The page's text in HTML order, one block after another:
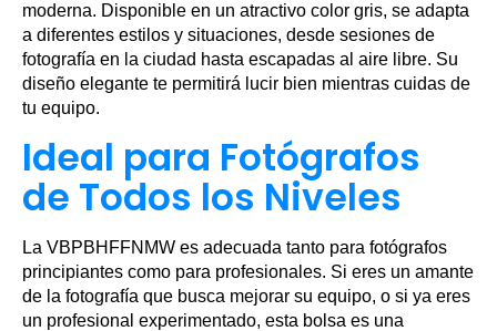
moderna. Disponible en un atractivo color gris, se adapta
a diferentes estilos y situaciones, desde sesiones de
fotografía en la ciudad hasta escapadas al aire libre. Su
diseño elegante te permitirá lucir bien mientras cuidas de
tu equipo.
Ideal para Fotógrafos
de Todos los Niveles
La VBPBHFFNMW es adecuada tanto para fotógrafos
principiantes como para profesionales. Si eres un amante
de la fotografía que busca mejorar su equipo, o si ya eres
un profesional experimentado, esta bolsa es una